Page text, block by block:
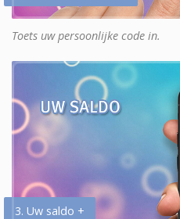
Toets uw persoonlijke code in.
3. Uw saldo +